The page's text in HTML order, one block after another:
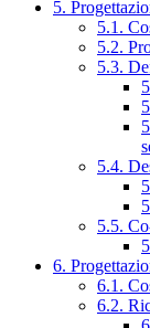
5.
5.1.
5.2.
5.3.
5.4.
5.5.
6.
6.1.
6.2.